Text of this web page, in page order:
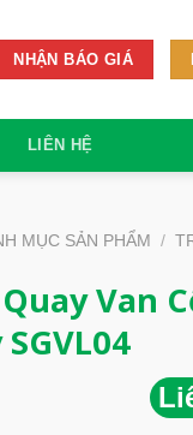
NHẬN BÁO GIÁ
LIÊN HỆ
MỤC SẢN PHẨM /
Van